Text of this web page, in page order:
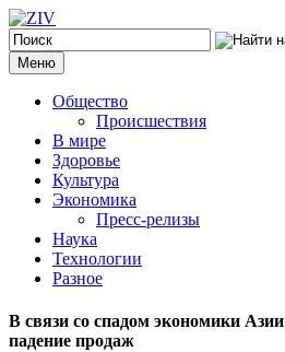
Меню
Общество
Происшествия
В мире
Здоровье
Культура
Экономика
Пресс-релизы
Наука
Технологии
Разное
В связи со спадом экономики
падение продаж